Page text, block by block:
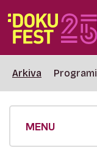
Arkiva Programi
MENU